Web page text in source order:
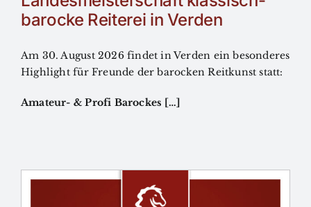
barocke Reiterei in Verden
Am 30. August 2026 findet in Verden ein besonderes
Highlight für Freunde der barocken Reitkunst statt:
Amateur- & Profi Barockes […]